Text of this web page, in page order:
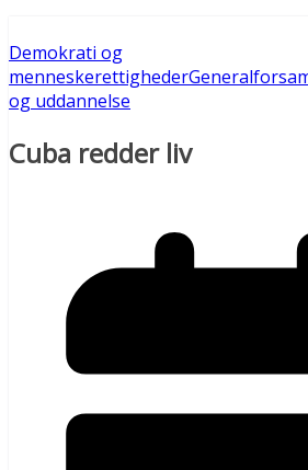
Demokrati og
menneskerettigheder
og uddannelse
Cuba redder liv